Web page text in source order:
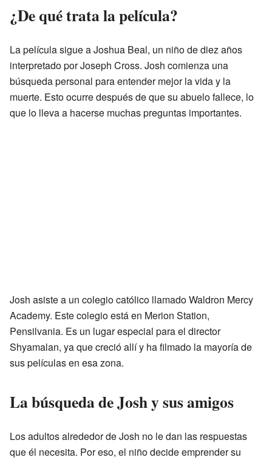
¿De qué trata la película?
La película sigue a Joshua Beal, un niño de diez años
interpretado por Joseph Cross. Josh comienza una
búsqueda personal para entender mejor la vida y la
muerte. Esto ocurre después de que su abuelo fallece, lo
que lo lleva a hacerse muchas preguntas importantes.
Josh asiste a un colegio católico llamado Waldron Mercy
Academy. Este colegio está en Merion Station,
Pensilvania. Es un lugar especial para el director
Shyamalan, ya que creció allí y ha filmado la mayoría de
sus películas en esa zona.
La búsqueda de Josh y sus amigos
Los adultos alrededor de Josh no le dan las respuestas
que él necesita. Por eso, el niño decide emprender su